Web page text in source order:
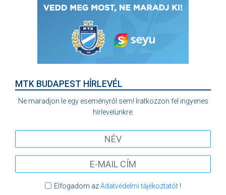
MTK BUDAPEST HÍRLEVÉL
Ne maradjon le egy eseményről sem! Iratkozzon fel ingyenes
hírlevelünkre:
Elfogadom azAdatvédelmi tájékoztatót!